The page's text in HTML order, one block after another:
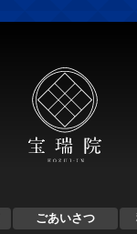
ごあいさつ